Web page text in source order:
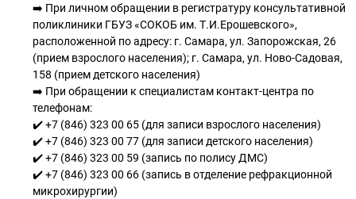
➡️ При личном обращении в регистратуру консультативной
поликлиники ГБУЗ «СОКОБ им. Т.И.Ерошевского»,
расположенной по адресу: г. Самара, ул. Запорожская, 26
(прием взрослого населения); г. Самара, ул. Ново-Садовая,
158 (прием детского населения)
➡️ При обращении к специалистам контакт-центра по
телефонам:
✔️ +7 (846) 323 00 65 (для записи взрослого населения)
✔️ +7 (846) 323 00 77 (для записи детского населения)
✔️ +7 (846) 323 00 59 (запись по полису ДМС)
✔️ +7 (846) 323 00 66 (запись в отделение рефракционной
микрохирургии)